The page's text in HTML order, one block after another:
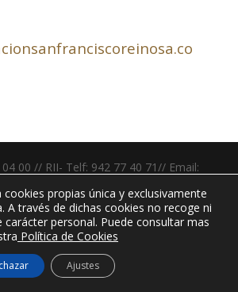
00 // RII- Telf: 942 77 40 71// Email:
propias única y exclusivamente
A través de dichas cookies no recoge ni
personal. Puede consultar mas
Política de Cookies
Ajustes